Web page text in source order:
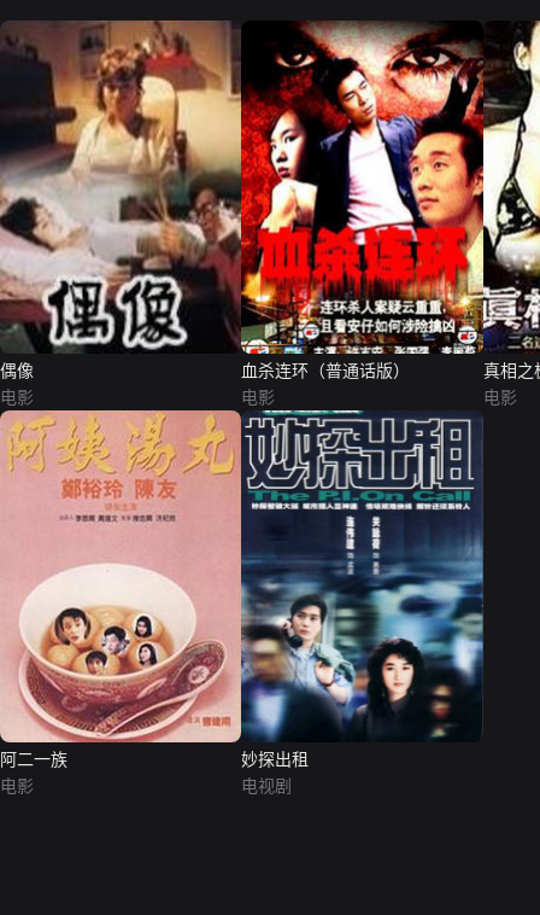
偶像
电影
血杀连环（普通话版）
电影
真相之
电影
阿二一族
电影
妙探出租
电视剧